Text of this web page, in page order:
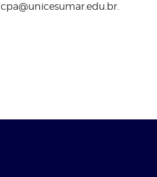
cpa@unicesumar.edu.br.